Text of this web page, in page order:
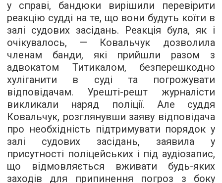
у справі, бандюки вирішили перевірити
реакцію судді на те, що вони будуть коїти в
залі судових засідань. Реакція була, як і
очікувалось, — Ковальчук дозволила
членам банди, які прийшли разом з
адвокатом Титикалом, безперешкодно
хуліганити в суді та погрожувати
відповідачам. Урешті-решт журналісти
викликали наряд поліції. Але суддя
Ковальчук, розглянувши заяву відповідача
про необхідність підтримувати порядок у
залі судових засідань, заявила у
присутності поліцейських і під аудіозапис,
що відмовляється вживати будь-яких
заходів для припинення погроз з боку